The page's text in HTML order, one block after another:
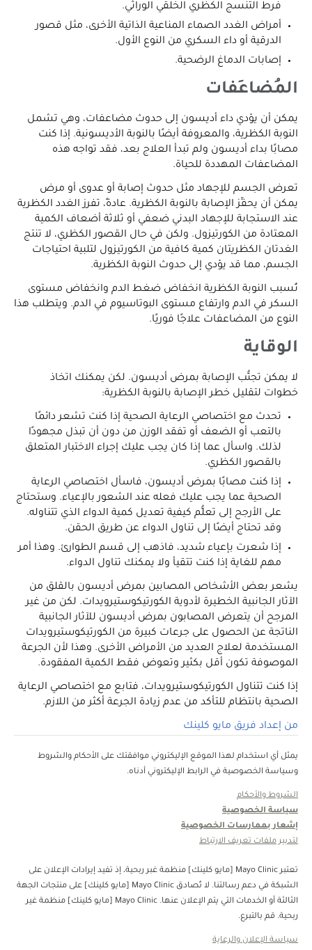
فرط التنسج الكظري الخلقي الوراثي.
أمراض الغدد الصماء المناعية الذاتية الأخرى، مثل قصور
الدرقية أو داء السكري من النوع الأول.
إصابات الدماغ الرضحية.
المُضاعَفات
يمكن أن يؤدي داء أديسون إلى حدوث مضاعفات، وهي تشمل
النوبة الكظرية، والمعروفة أيضًا بالنوبة الأديسونية. إذا كنت
مصابًا بداء أديسون ولم تبدأ العلاج بعد، فقد تواجه هذه
المضاعفات المهددة للحياة.
تعرض الجسم للإجهاد مثل حدوث إصابة أو عدوى أو مرض
يمكن أن يحفِّز الإصابة بالنوبة الكظرية. عادةً، تفرز الغدد الكظرية
عند الاستجابة للإجهاد البدني ضعفي أو ثلاثة أضعاف الكمية
المعتادة من الكورتيزول. ولكن في حال القصور الكظري، لا تنتج
الغدتان الكظريتان كمية كافية من الكورتيزول لتلبية احتياجات
الجسم، مما قد يؤدي إلى حدوث النوبة الكظرية.
تُسبب النوبة الكظرية انخفاض ضغط الدم وانخفاض مستوى
السكر في الدم وارتفاع مستوى البوتاسيوم في الدم. ويتطلب هذا
النوع من المضاعفات علاجًا فوريًا.
الوقاية
لا يمكن تجنُّب الإصابة بمرض أديسون. لكن يمكنك اتخاذ
خطوات لتقليل خطر الإصابة بالنوبة الكظرية:
تحدث مع اختصاصي الرعاية الصحية إذا كنت تشعر دائمًا
بالتعب أو الضعف أو تفقد الوزن من دون أن تبذل مجهودًا
لذلك. واسأل عما إذا كان يجب عليك إجراء الاختبار المتعلق
بالقصور الكظري.
إذا كنت مصابًا بمرض أديسون، فاسأل اختصاصي الرعاية
الصحية عما يجب عليك فعله عند الشعور بالإعياء. وستحتاج
على الأرجح إلى تعلُّم كيفية تعديل كمية الدواء الذي تتناوله.
وقد تحتاج أيضًا إلى تناول الدواء عن طريق الحقن.
إذا شعرت بإعياء شديد، فاذهب إلى قسم الطوارئ. وهذا أمر
مهم للغاية إذا كنت تتقيأ ولا يمكنك تناول الدواء.
يشعر بعض الأشخاص المصابين بمرض أديسون بالقلق من
الآثار الجانبية الخطيرة لأدوية الكورتيكوستيرويدات. لكن من غير
المرجح أن يتعرض المصابون بمرض أديسون للآثار الجانبية
الناتجة عن الحصول على جرعات كبيرة من الكورتيكوستيرويدات
المستخدمة لعلاج العديد من الأمراض الأخرى. وهذا لأن الجرعة
الموصوفة تكون أقل بكثير وتعوض فقط الكمية المفقودة.
إذا كنت تتناول الكورتيكوستيرويدات، فتابع مع اختصاصي الرعاية
الصحية بانتظام للتأكد من عدم زيادة الجرعة أكثر من اللازم.
من إعداد فريق مايو كلينك
يمثل أي استخدام لهذا الموقع الإليكتروني موافقتك على الأحكام والشروط
وسياسة الخصوصية في الرابط الإليكتروني أدناه.
الشروط والأحكام
سياسة الخصوصية
إشعار بممارسات الخصوصية
لتدبير ملفات تعريف الارتباط
تعتبر Mayo Clinic [مايو كلينك] منظمة غبر ربحية، إذ تفيد إيرادات الإعلان على
الشبكة في دعم رسالتنا. لا تُصادق Mayo Clinic [مايو كلينك] على منتجات الجهة
الثالثة أو الخدمات التي يتم الإعلان عنها. Mayo Clinic [مايو كلينك] منظمة غير
ربحية. قم بالتبرع.
سياسة الإعلان والرعاية